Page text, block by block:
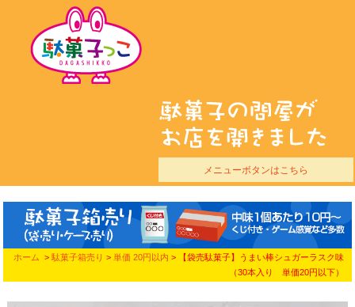
メニューボタンはこちら
ホーム > 駄菓子箱売り > 単価 20円以内 > 【袋売駄菓子】うまい棒シュガーラスク味
（30本入り 単価20円以下）